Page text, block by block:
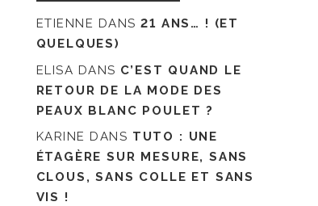
ETIENNE DANS21 ANS… ! (ET
QUELQUES)
ELISA DANS C’EST QUAND LE
RETOUR DE LA MODE DES
PEAUX BLANC POULET ?
KARINE DANS TUTO : UNE
ÉTAGÈRE SUR MESURE, SANS
CLOUS, SANS COLLE ET SANS
VIS !